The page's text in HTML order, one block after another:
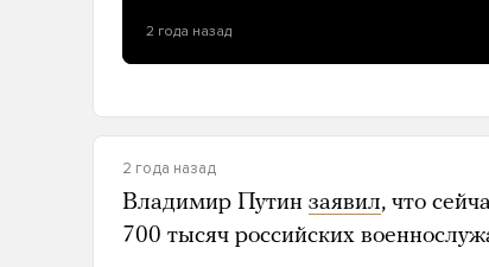
2 года назад
2 года назад
Владимир Путин заявил, что
700 тысяч российских